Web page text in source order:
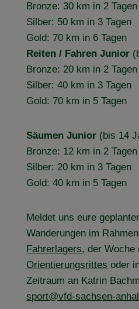
Bronze: 30 km in 2 Tagen
Silber: 50 km in 3 Tagen
Gold: 70 km in 6 Tagen
Reiten / Fahren Junior
Bronze: 20 km in 2 Tagen
Silber: 40 km in 3 Tagen
Gold: 70 km in 5 Tagen
Säumen Junior (bis 14
Bronze: 12 km in 2 Tagen
Silber: 20 km in 3 Tagen
Gold: 40 km in 5 Tagen
Meldet uns eure
Wanderungen im
Fahrerlagers, der Woche
Orientierungsrittes oder
Zeitraum an Katrin
sport@vfd-sachsen-